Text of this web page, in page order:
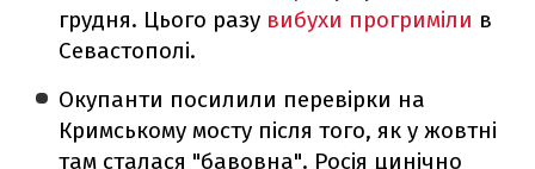
грудня. Цього разу вибухи прогриміли в
Севастополі.
Окупанти посилили перевірки на
Кримському мосту після того, як у жовтні
там сталася "бавовна". Росія цинічно